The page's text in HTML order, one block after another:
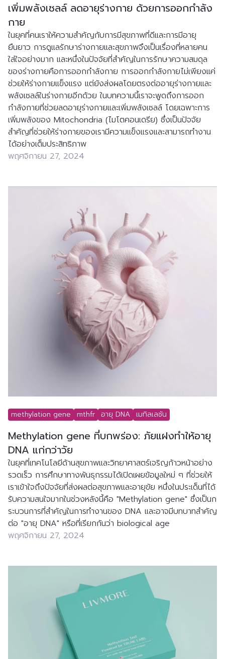
เพิ่มพลังเซลล์ ลดอายุร่างกาย ด้วยการออกกำลัง
กาย
ในยุคที่คนเราให้ความสำคัญกับการมีสุขภาพที่ดีและการมีอายุ
ยืนยาว การดูแลรักษาร่างกายและสุขภาพจึงเป็นเรื่องที่หลายคน
ใส่ใจอย่างมาก และหนึ่งในปัจจัยที่สำคัญในการรักษาความสมดุล
ของร่างกายคือการออกกำลังกาย การออกกำลังกายไม่เพียงแค่
ช่วยให้ร่างกายแข็งแรง แต่ยังส่งผลโดยตรงต่ออายุร่างกายและ
พลังเซลล์ในร่างกายอีกด้วย ในบทความนี้เราจะพูดถึงการออก
กำลังกายที่ช่วยลดอายุร่างกายและเพิ่มพลังเซลล์ โดยเฉพาะการ
เพิ่มพลังของ Mitochondria (ไมโตคอนเดรีย) ซึ่งเป็นปัจจัย
สำคัญที่ช่วยให้ร่างกายของเรามีความแข็งแรงและสามารถทำงาน
ได้อย่างเต็มประสิทธิภาพ
พฤศจิกายน 27, 2024
Methylation gene ที่บกพร่อง: ภัยแฝงทำให้อายุ
DNA แก่กว่าวัย
ในยุคที่เทคโนโลยีด้านสุขภาพและวิทยาศาสตร์เจริญก้าวหน้าอย่าง
รวดเร็ว การศึกษาทางพันธุกรรมได้เปิดเผยข้อมูลใหม่ ๆ ที่ช่วยให้
เราเข้าใจถึงปัจจัยที่ส่งผลต่อสุขภาพและอายุขัย หนึ่งในประเด็นที่ได้
รับความสนใจมากในช่วงหลังนี้คือ "Methylation gene" ซึ่งเป็นก
ระบวนการที่สำคัญในการทำงานของ DNA และอาจมีบทบาทสำคัญ
ต่อ "อายุ DNA" หรือที่เรียกกันว่า biological age
พฤศจิกายน 27, 2024
methylation gene mthfr อายุ DNA เมทิลเลชัน